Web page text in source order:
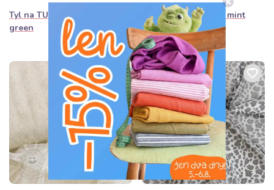
Tyl na TUTU Crystal old
green
Tyl na TUTU Crystal mint